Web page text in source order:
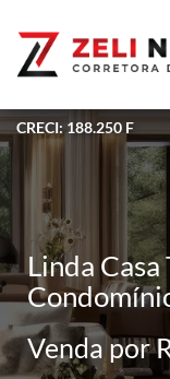
CRECI: 188.250 F
Linda
Venda por